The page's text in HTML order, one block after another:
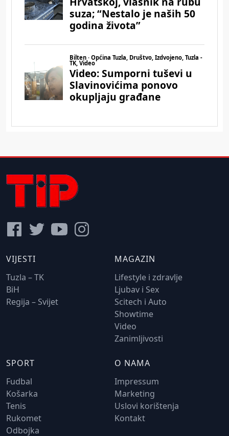
VIJESTI
Tuzla – TK
BiH
Regija – Svijet
MAGAZIN
Lifestyle i zdravlje
Ljubav i Sex
Scitech i Auto
Showtime
Video
Zanimljivosti
SPORT
Fudbal
Košarka
Tenis
Rukomet
Odbojka
O NAMA
Impressum
Marketing
Uslovi korištenja
Kontakt